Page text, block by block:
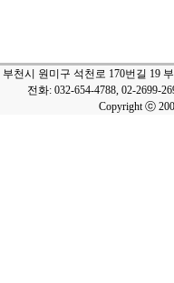
부천시 원미구 석천로 170번길 19
전화: 032-654-4788, 02-2699-
Copyright ⓒ